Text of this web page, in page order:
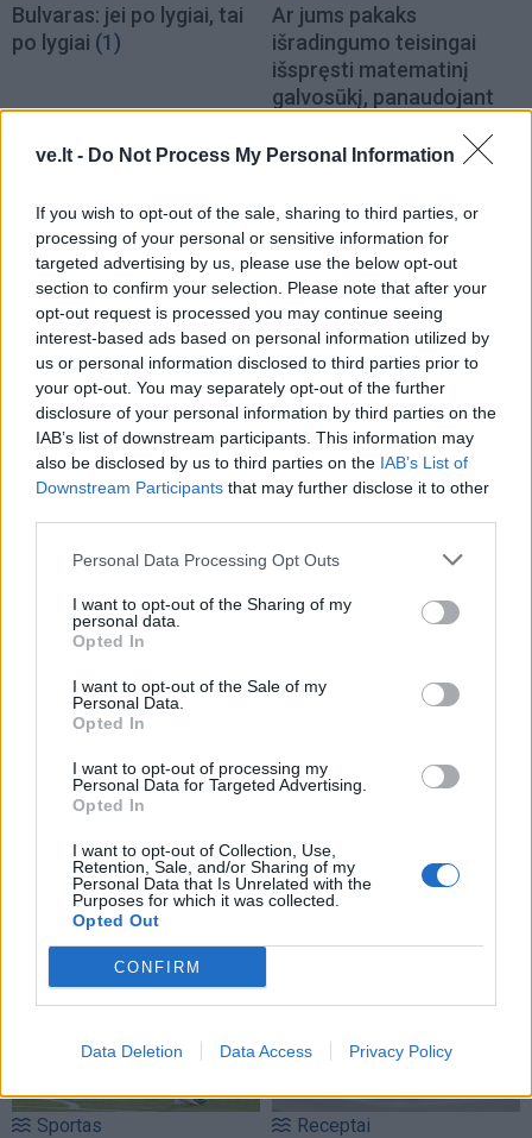
ve.lt - Do Not Process My Personal Information
If you wish to opt-out of the sale, sharing to third parties, or
processing of your personal or sensitive information for
targeted advertising by us, please use the below opt-out
section to confirm your selection. Please note that after your
opt-out request is processed you may continue seeing
interest-based ads based on personal information utilized by
us or personal information disclosed to third parties prior to
your opt-out. You may separately opt-out of the further
disclosure of your personal information by third parties on the
IAB’s list of downstream participants. This information may
also be disclosed by us to third parties on the IAB’s List of
Downstream Participants that may further disclose it to other
Personal Data Processing Opt Outs
I want to opt-out of the Sharing of my
personal data.
Opted In
I want to opt-out of the Sale of my
Personal Data.
Opted In
I want to opt-out of processing my
Personal Data for Targeted Advertising.
Opted In
I want to opt-out of Collection, Use,
Retention, Sale, and/or Sharing of my
Personal Data that Is Unrelated with the
Purposes for which it was collected.
Opted Out
CONFIRM
Data Deletion Data Access Privacy Policy
Bulvaras: jei po lygiai, tai
po lygiai (1)
Ar jums pakaks
išradingumo teisingai
išspręsti matematinį
galvosūkį, panaudojant
Laisvalaikis
Aiškiaregės pranašystė:
numatė katastrofišką
karo pabaigą Ukrainoje
(11)
Laisvalaikis
Apskaičiuokite savo
likimo skaičių:
numerologai atskleidė,
kurioms datoms
pranašaujami turtai ir
sėkmė
NAUJI
Sportas Receptai